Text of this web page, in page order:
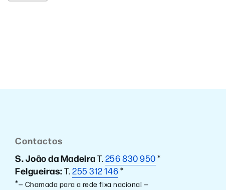
Contactos
S. João da MadeiraT.256 830 950*
Felgueiras:T.255 312 146*
*— Chamada para a rede fixa nacional —